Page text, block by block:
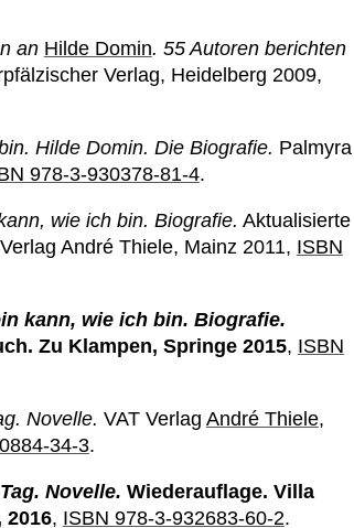
an Hilde Domin. 55 Autoren berichten
Verlag, Heidelberg 2009,
Hilde Domin. Die Biografie. Palmyra
978-3-930378-81-4.
wie ich bin. Biografie. Aktualisierte
André Thiele, Mainz 2011, ISBN
kann, wie ich bin. Biografie.
Zu Klampen, Springe 2015, ISBN
Novelle. VAT Verlag André Thiele,
34-3.
Novelle. Wiederauflage. Villa
2016, ISBN 978-3-932683-60-2.